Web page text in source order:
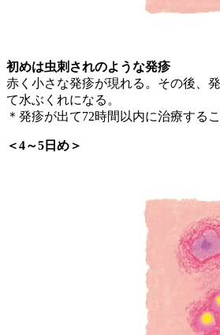
初めは虫刺されのような発疹
赤く小さな発疹が現れる。その後、
て水ぶくれになる。
＊発疹が出て72時間以内に治療する
＜4～5日め＞